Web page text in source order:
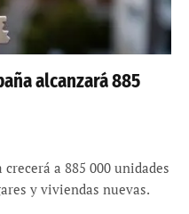
alcanzará 885
a 885 000 unidades
y viviendas nuevas.